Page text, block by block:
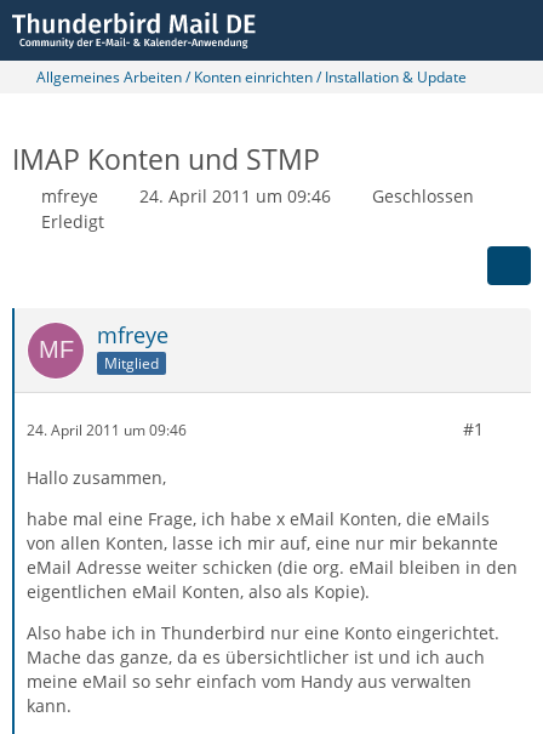
Allgemeines Arbeiten / Konten einrichten / Installation & Update
IMAP Konten und STMP
mfreye 24. April 2011 um 09:46
Geschlossen
Erledigt
mfreye
Mitglied
24. April 2011 um 09:46 #1
Hallo zusammen,
habe mal eine Frage, ich habe x eMail Konten, die eMails
von allen Konten, lasse ich mir auf, eine nur mir bekannte
eMail Adresse weiter schicken (die org. eMail bleiben in den
eigentlichen eMail Konten, also als Kopie).
Also habe ich in Thunderbird nur eine Konto eingerichtet.
Mache das ganze, da es übersichtlicher ist und ich auch
meine eMail so sehr einfach vom Handy aus verwalten
kann.